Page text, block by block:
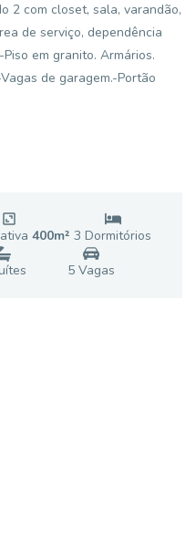
2 com closet, sala, varandão,
de serviço, dependência
em granito. Armários.
de garagem.-Portão
400m² 3 Dormitórios
s 5Vagas